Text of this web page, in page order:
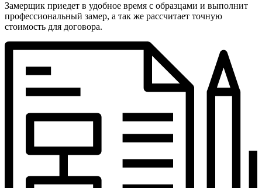
Замерщик приедет в удобное время с образцами и выполнит
профессиональный замер, а так же рассчитает точную
стоимость для договора.